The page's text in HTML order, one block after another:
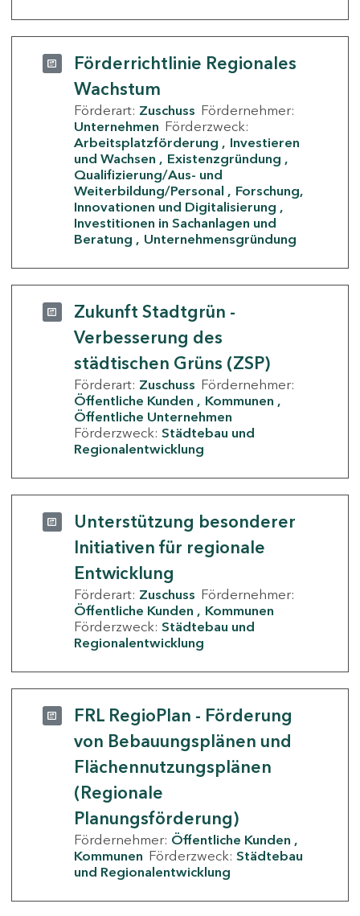
Förderrichtlinie Regionales
Wachstum
Förderart: Zuschuss Fördernehmer:
Unternehmen Förderzweck:
Arbeitsplatzförderung
Investieren
und Wachsen
Existenzgründung
Qualifizierung/Aus- und
Weiterbildung/Personal
Forschung,
Innovationen und Digitalisierung
Investitionen in Sachanlagen und
Beratung
Unternehmensgründung
Zukunft Stadtgrün -
Verbesserung des
städtischen Grüns (ZSP)
Förderart: Zuschuss Fördernehmer:
Öffentliche Kunden
Kommunen
Öffentliche Unternehmen
Förderzweck: Städtebau und
Regionalentwicklung
Unterstützung besonderer
Initiativen für regionale
Entwicklung
Förderart: Zuschuss Fördernehmer:
Öffentliche Kunden
Kommunen
Förderzweck: Städtebau und
Regionalentwicklung
FRL RegioPlan - Förderung
von Bebauungsplänen und
Flächennutzungsplänen
(Regionale
Planungsförderung)
Fördernehmer: Öffentliche Kunden
Kommunen Förderzweck: Städtebau
und Regionalentwicklung